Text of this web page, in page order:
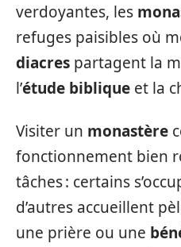
verdoyantes, les
refuges paisibles où
diacres partagent la
l’étude biblique et la
Visiter un monastère
fonctionnement bien
tâches : certains
d’autres accueillent
une prière ou une